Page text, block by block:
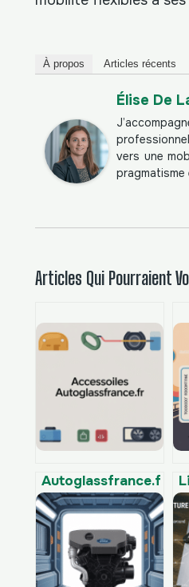
À propos Articles récents
Élise De
vers une
pragmatisme
Articles Qui Pourraient
Autoglassfrance.fr
accessoires :
bien choisir et
profiter des
meilleurs
équipements
: